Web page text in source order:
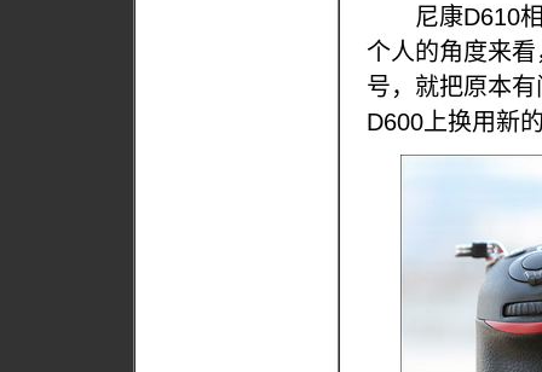
尼康D610相
个人的角度来
号，就把原本
D600上换用新